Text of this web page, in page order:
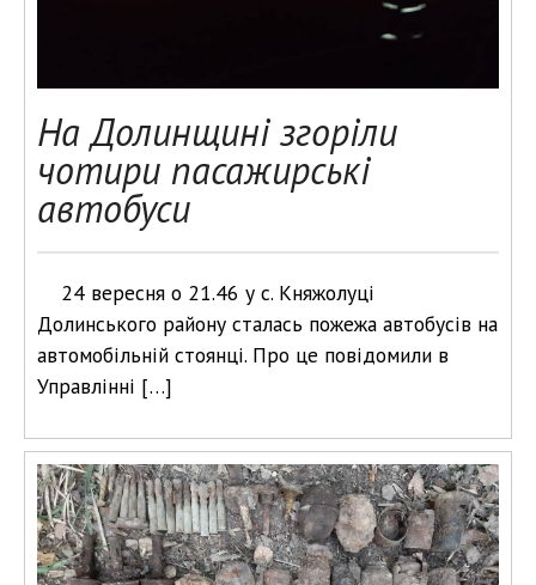
На Долинщині згоріли
чотири пасажирські
автобуси
24 вересня о 21.46 у с. Княжолуці
Долинського району сталась пожежа автобусів на
автомобільній стоянці. Про це повідомили в
Управлінні […]